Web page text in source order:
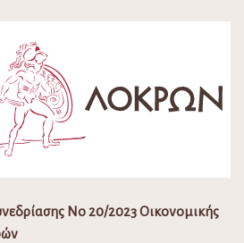
Νο 20/2023 Οικονομικής